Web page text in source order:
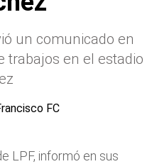
un comunicado en
trabajos en el estadio
LPF, informó en sus